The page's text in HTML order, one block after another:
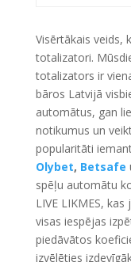
Visērtākais veids,
totalizatori.
totalizators ir
bāros Latvijā
automātus, gan
notikumus un
popularitāti
Olybet, Betsafe
spēļu automātu
LIVE LIKMES,
visas iespējas
piedāvātos
izvēlēties